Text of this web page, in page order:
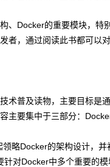
、Docker的重要模块，
者，通过阅读此书都可以
术普及读物，主要目标是
主要集中于三部分：
略Docker的架构设计，并
对Docker中多个重要的